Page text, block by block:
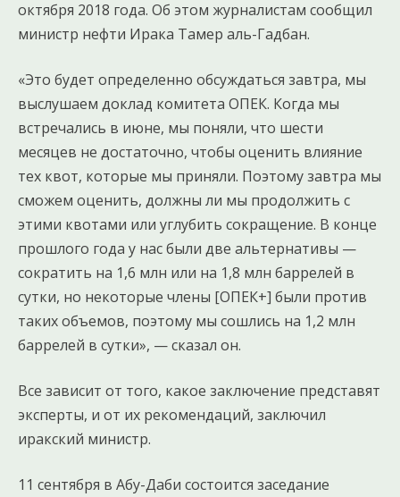
октября 2018 года. Об этом журналистам сообщил
министр нефти Ирака Тамер аль-Гадбан.
«Это будет определенно обсуждаться завтра, мы
выслушаем доклад комитета ОПЕК. Когда мы
встречались в июне, мы поняли, что шести
месяцев не достаточно, чтобы оценить влияние
тех квот, которые мы приняли. Поэтому завтра мы
сможем оценить, должны ли мы продолжить с
этими квотами или углубить сокращение. В конце
прошлого года у нас были две альтернативы —
сократить на 1,6 млн или на 1,8 млн баррелей в
сутки, но некоторые члены [ОПЕК+] были против
таких объемов, поэтому мы сошлись на 1,2 млн
баррелей в сутки», — сказал он.
Все зависит от того, какое заключение представят
эксперты, и от их рекомендаций, заключил
иракский министр.
11 сентября в Абу-Даби состоится заседание